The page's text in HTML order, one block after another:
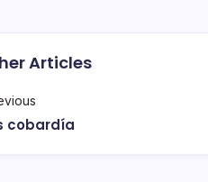
Articles
cobardí­a